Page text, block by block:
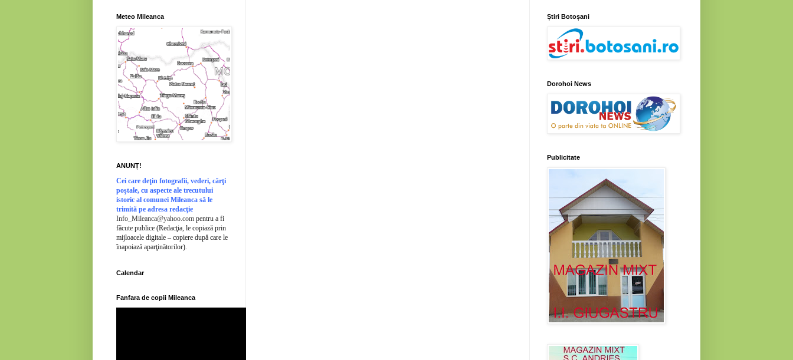
Meteo Mileanca
ANUNȚ!
Cei care deţin fotografii, vederi, cărţi
poştale, cu aspecte ale trecutului
istoric al comunei Mileanca să le
trimită pe adresa redacţie
Info_Mileanca@yahoo.com pentru a fi
făcute publice (Redacţia, le copiază prin
mijloacele digitale – copiere după care le
înapoiază aparţinătorilor).
Calendar
Fanfara de copii Mileanca
Știri Botoșani
Dorohoi News
Publicitate